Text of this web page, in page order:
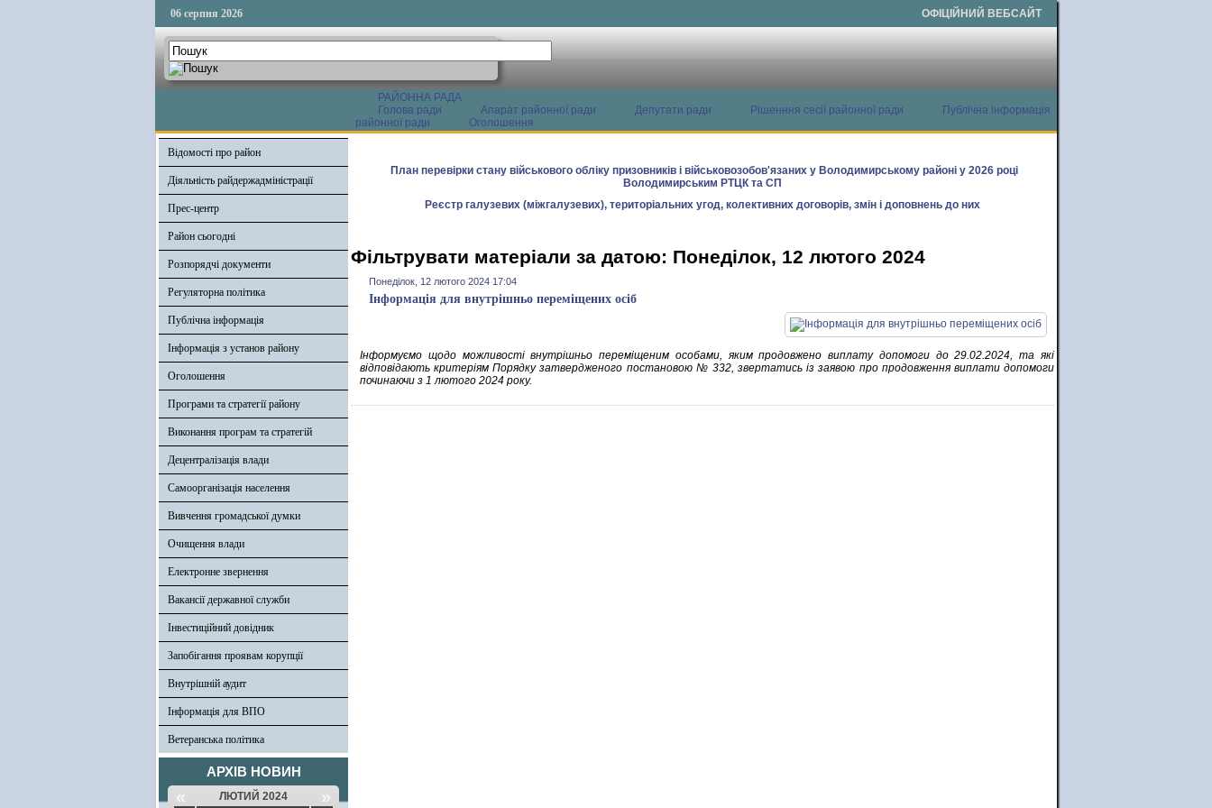
06 серпня 2026 ОФІЦІЙНИЙ ВЕБСАЙТ
РАЙОННА РАДА
Голова ради
Апарат районної ради Депутати ради Рішенння сесії районної ради
Публічна інформація
районної ради
Оголошення
Відомості про район
Діяльність райдержадміністрації
Прес-центр
Район сьогодні
Розпорядчі документи
Регуляторна політика
Публічна інформація
Інформація з установ району
Оголошення
Програми та стратегії району
Виконання програм та стратегій
Децентралізація влади
Самоорганізація населення
Вивчення громадської думки
Очищення влади
Електронне звернення
Вакансії державної служби
Інвестиційний довідник
Запобігання проявам корупції
Внутрішній аудит
Інформація для ВПО
Ветеранська політика
АРХІВ НОВИН
« ЛЮТИЙ 2024 »
План перевірки стану військового обліку призовників і військовозобов'язаних у Володимирському районі у 2026 році
Володимирським РТЦК та СП
Реєстр галузевих (міжгалузевих), територіальних угод, колективних договорів, змін і доповнень до них
Фільтрувати матеріали за датою: Понеділок, 12 лютого 2024
Понеділок, 12 лютого 2024 17:04
Інформація для внутрішньо переміщених осіб
Інформуємо щодо можливості внутрішньо переміщеним особами, яким продовжено виплату допомоги до 29.02.2024, та які
відповідають критеріям Порядку затвердженого постановою № 332, звертатись із заявою про продовження виплати допомоги
починаючи з 1 лютого 2024 року.